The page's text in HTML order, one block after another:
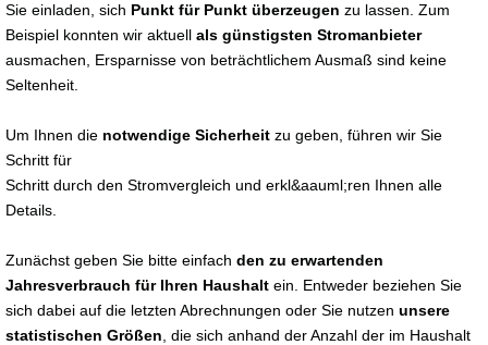
Sie einladen, sich Punkt für Punkt überzeugen zu lassen. Zum
Beispiel konnten wir aktuell als günstigsten Stromanbieter
ausmachen, Ersparnisse von beträchtlichem Ausmaß sind keine
Seltenheit.
Um Ihnen die notwendige Sicherheit zu geben, führen wir Sie
Schritt für
Schritt durch den Stromvergleich und erkl&aauml;ren Ihnen alle
Details.
Zunächst geben Sie bitte einfach den zu erwartenden
Jahresverbrauch für Ihren Haushalt ein. Entweder beziehen Sie
sich dabei auf die letzten Abrechnungen oder Sie nutzen unsere
statistischen Größen , die sich anhand der Anzahl der im Haushalt